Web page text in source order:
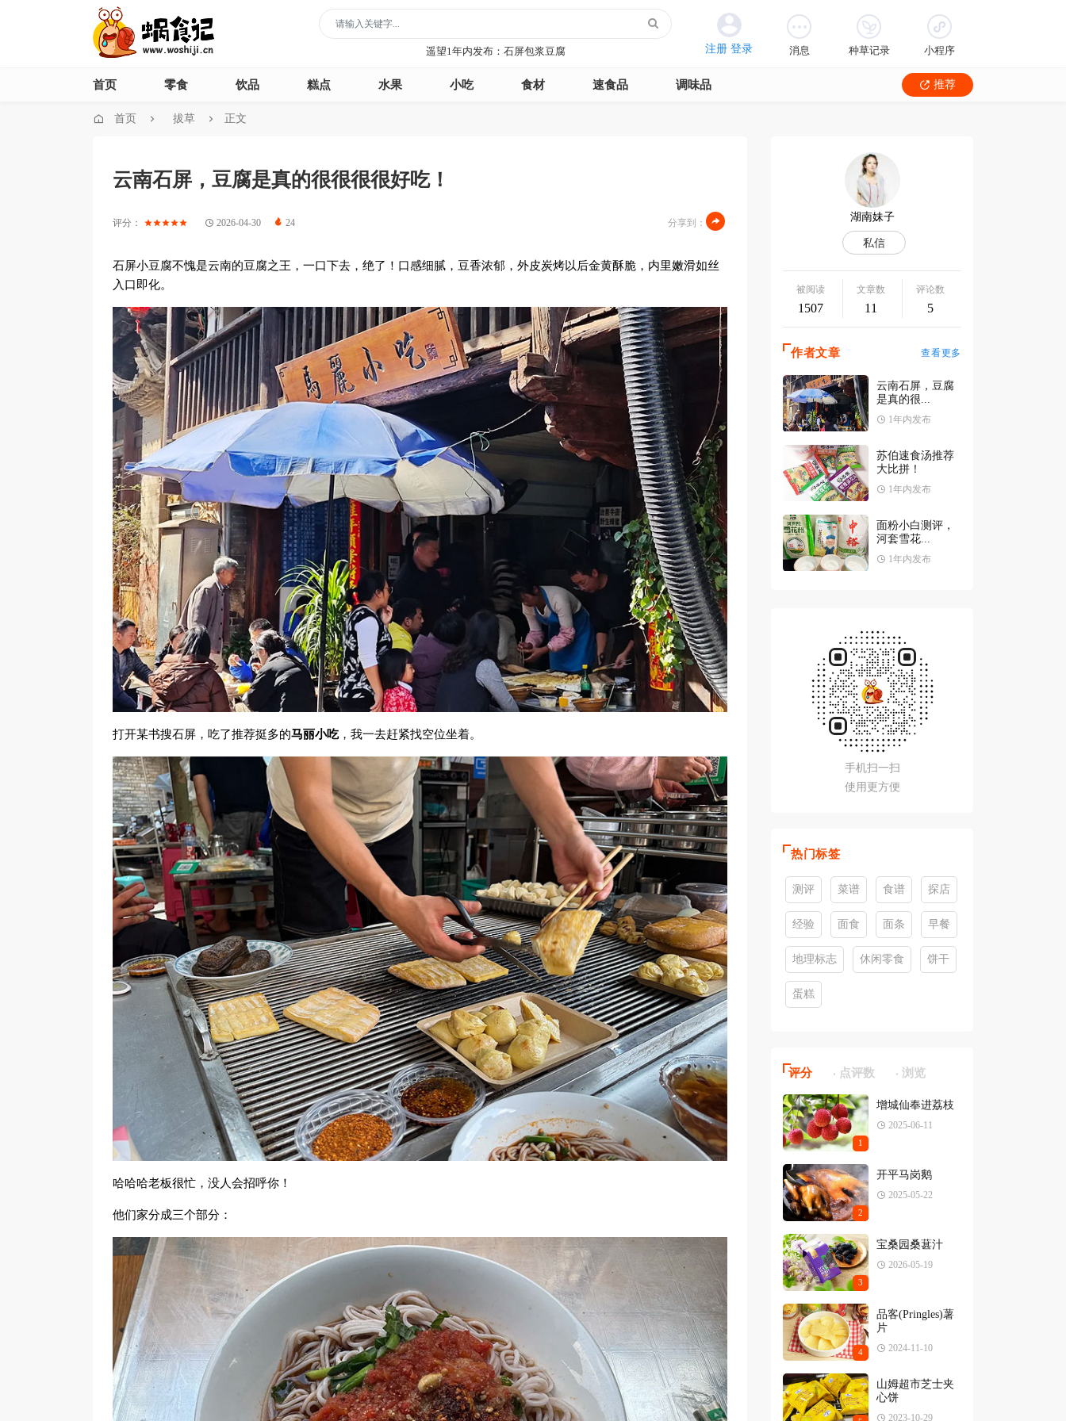
玻璃鞋1年内发布：沿河沙子空心李
月季1年内发布：森永松饼粉
云散说再见1年内发布：红宝石鲜奶小方
月季1年内发布：森永松饼粉
消息 种草记录 小程序
首页 零食 饮品 糕点 水果 小吃 食材 速食品 调味品 推荐
首页 拔草 正文
云南石屏，豆腐是真的很很很很好吃！
评分： 2026-04-30 24 分享到：
石屏小豆腐不愧是云南的豆腐之王，一口下去，绝了！口感细腻，豆香浓郁，外皮炭烤以后金黄酥脆，内里嫩滑如丝
入口即化。
打开某书搜石屏，吃了推荐挺多的马丽小吃，我一去赶紧找空位坐着。
哈哈哈老板很忙，没人会招呼你！
他们家分成三个部分：
手机扫一扫
使用更方便
热门标签
测评 菜谱 食谱 探店
经验 面食 面条 早餐
地理标志 休闲零食 饼干
蛋糕
评分 点评数 浏览
1
增城仙奉进荔枝
2025-06-11
2
开平马岗鹅
2025-05-22
3
宝桑园桑葚汁
2026-05-19
4
品客(Pringles)薯
片
2024-11-10
山姆超市芝士夹
心饼
2023-10-29